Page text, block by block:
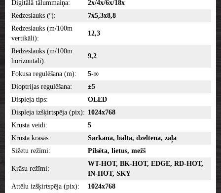
Digitālā tālummaiņa:
2x/4x/6x/18x
Redzeslauks (º):
7x5,3x8,8
Redzeslauks (m/100m
vertikāli):
12,3
Redzeslauks (m/100m
horizontāli):
9,2
Fokusa regulēšana (m):
5-∞
Dioptrijas regulēšana:
±5
Displeja tips:
OLED
Displeja izšķirtspēja (pix): 1024x768
Krusta veidi:
5
Krusta krāsas:
Sarkana, balta, dzeltena, zaļa
Sižetu režīmi:
Pilsēta, lietus, mežš
Krāsu režīmi:
WT-HOT, BK-HOT, EDGE, RD-HOT,
IN-HOT, SKY
Attēlu izšķirtspēja (pix):
1024x768